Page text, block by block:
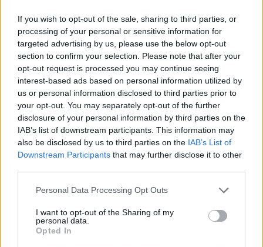
If you wish to opt-out of the sale, sharing to third parties, or
processing of your personal or sensitive information for
targeted advertising by us, please use the below opt-out
section to confirm your selection. Please note that after your
opt-out request is processed you may continue seeing
interest-based ads based on personal information utilized by
us or personal information disclosed to third parties prior to
your opt-out. You may separately opt-out of the further
disclosure of your personal information by third parties on the
IAB’s list of downstream participants. This information may
also be disclosed by us to third parties on the IAB’s List of
Downstream Participants that may further disclose it to other
Personal Data Processing Opt Outs
I want to opt-out of the Sharing of my
personal data.
Opted In
Leggi l'articolo:
Scontro fra due auto a Castano Primo, donna estratta dalle
lamiere